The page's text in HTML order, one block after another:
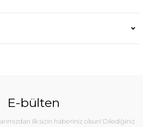
E-bülten
ilk sizin haberiniz olsun! Dilediğiniz